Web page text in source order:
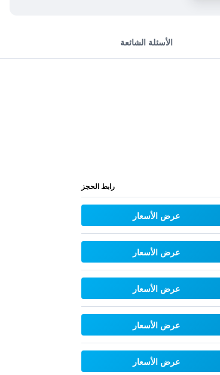
الأسئلة الشائعة
رابط الحجز
عرض الأسعار
عرض الأسعار
عرض الأسعار
عرض الأسعار
عرض الأسعار